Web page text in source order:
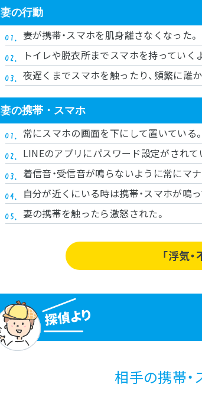
妻の行動
妻が携帯・スマホを肌身離さなくなった。
トイレや脱衣所までスマホを持っていく
夜遅くまでスマホを触ったり、頻繁に誰
妻の携帯・スマホ
常にスマホの画面を下にして置いている。
LINEのアプリにパスワード設定がされて
着信音・受信音が鳴らないように常にマ
自分が近くにいる時は携帯・スマホが鳴
妻の携帯を触ったら激怒された。
「浮気
相手の携帯